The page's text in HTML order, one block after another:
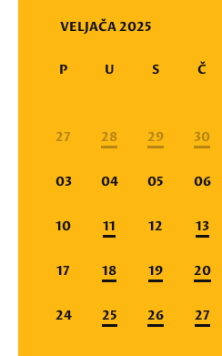
VELJAČA 2025
P U S Č
27 28 29 30
03 04 05 06
10 11 12 13
17 18 19 20
24 25 26 27